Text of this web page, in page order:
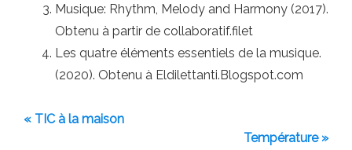
Musique: Rhythm, Melody and Harmony (2017).
Obtenu à partir de collaboratif.filet
Les quatre éléments essentiels de la musique.
(2020). Obtenu à Eldilettanti.Blogspot.com
« TIC à la maison
Température »